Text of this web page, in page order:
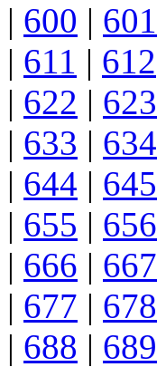
| 600 | 601
| 611 | 612
| 622 | 623
| 633 | 634
| 644 | 645
| 655 | 656
| 666 | 667
| 677 | 678
| 688 | 689